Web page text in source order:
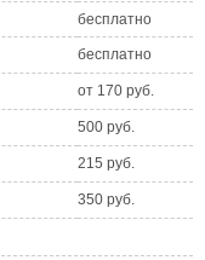
бесплатно
бесплатно
от 170 руб.
500 руб.
215 руб.
350 руб.